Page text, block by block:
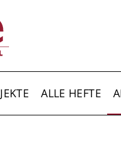
ALLE HEFTE